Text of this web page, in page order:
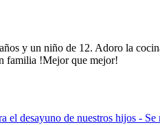
y un niño de 12. Adoro la
familia !Mejor que mejor!
el desayuno de nuestros hijos - Se